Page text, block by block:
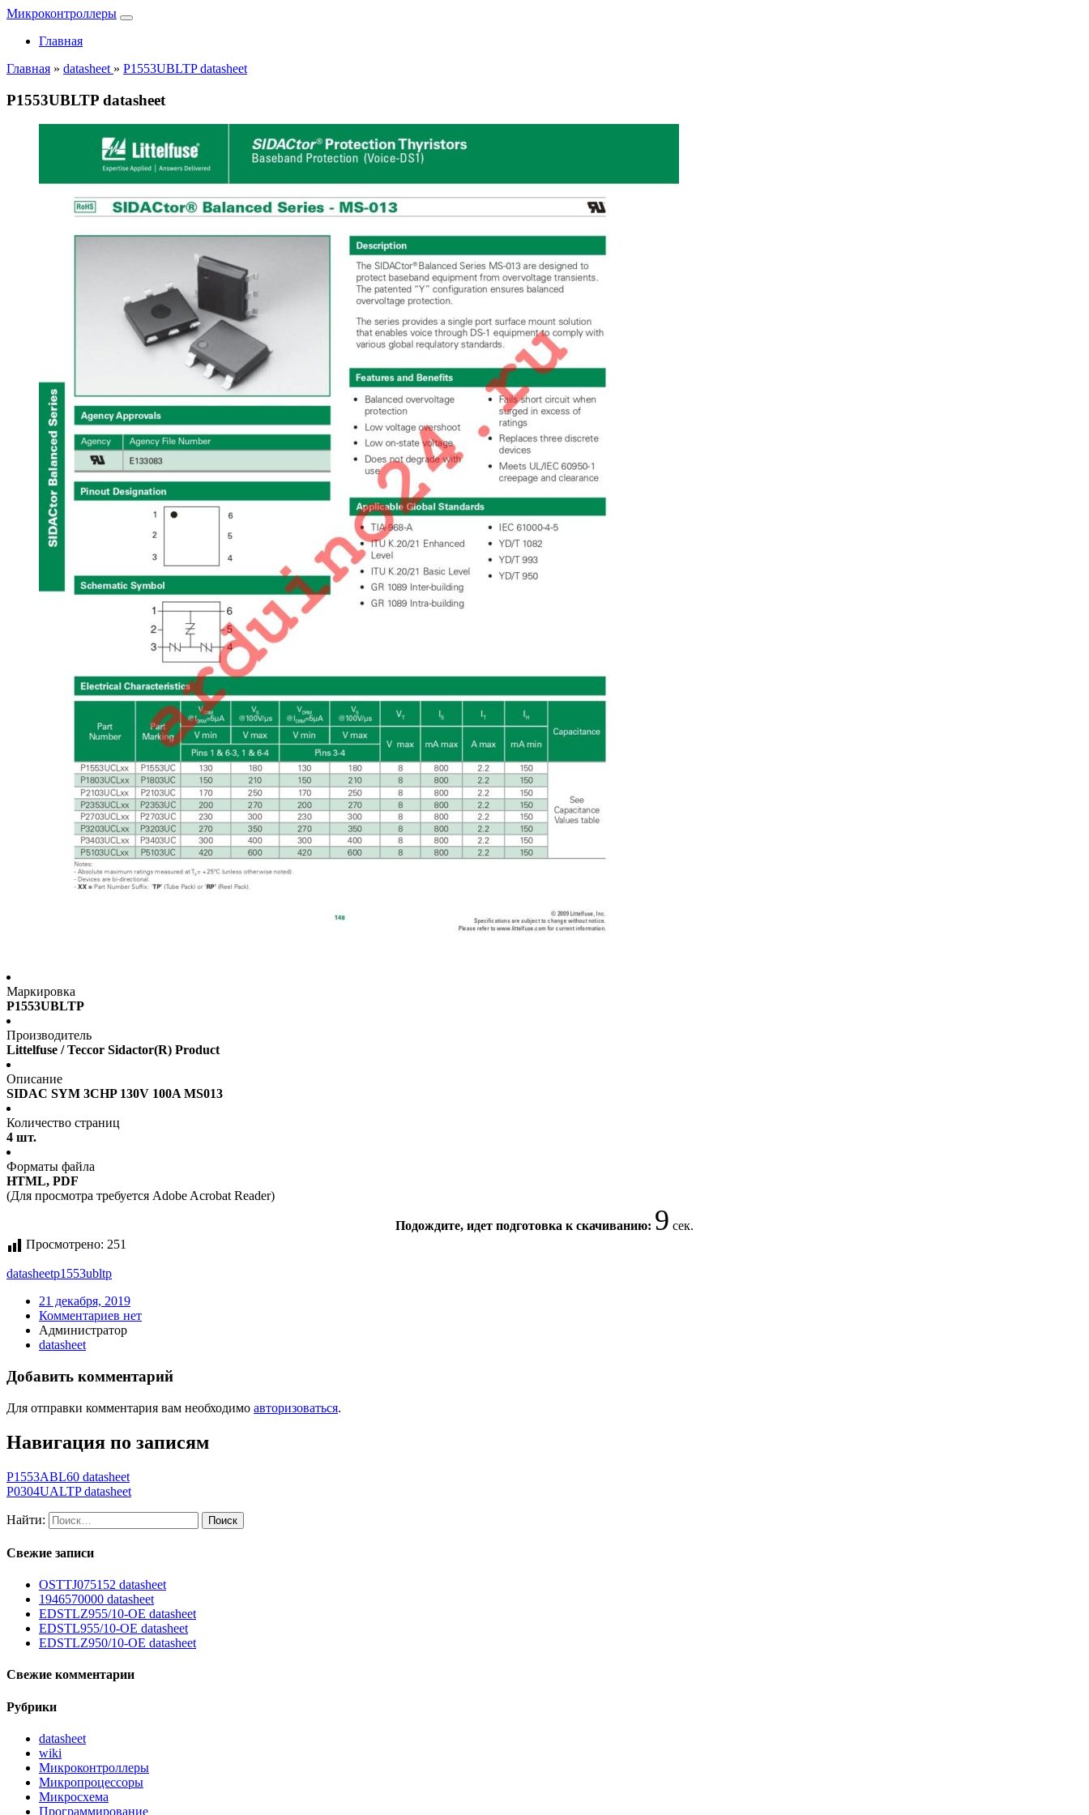
Микроконтроллеры
Главная
Главная » datasheet » P1553UBLTP datasheet
P1553UBLTP datasheet
Маркировка
P1553UBLTP
Производитель
Littelfuse / Teccor Sidactor(R) Product
Описание
SIDAC SYM 3CHP 130V 100A MS013
Количество страниц
4 шт.
Форматы файла
HTML, PDF
(Для просмотра требуется Adobe Acrobat Reader)
Подождите, идет подготовка к скачиванию: 8 сек.
Просмотрено: 251
datasheetp1553ubltp
21 декабря, 2019
Комментариев нет
Администратор
datasheet
Добавить комментарий
Для отправки комментария вам необходимо авторизоваться.
Навигация по записям
P1553ABL60 datasheet
P0304UALTP datasheet
Найти:
Свежие записи
OSTTJ075152 datasheet
1946570000 datasheet
EDSTLZ955/10-OE datasheet
EDSTL955/10-OE datasheet
EDSTLZ950/10-OE datasheet
Свежие комментарии
Рубрики
datasheet
wiki
Микроконтроллеры
Микропроцессоры
Микросхема
Программирование